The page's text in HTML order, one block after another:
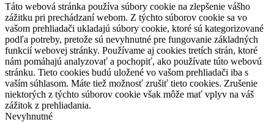
Táto webová stránka používa súbory cookie na zlepšenie vášho
zážitku pri prechádzaní webom. Z týchto súborov cookie sa vo
vašom prehliadači ukladajú súbory cookie, ktoré sú kategorizované
podľa potreby, pretože sú nevyhnutné pre fungovanie základných
funkcií webovej stránky. Používame aj cookies tretích strán, ktoré
nám pomáhajú analyzovať a pochopiť, ako používate túto webovú
stránku. Tieto cookies budú uložené vo vašom prehliadači iba s
vaším súhlasom. Máte tiež možnosť zrušiť tieto cookies. Zrušenie
niektorých z týchto súborov cookie však môže mať vplyv na váš
zážitok z prehliadania.
Nevyhnutné